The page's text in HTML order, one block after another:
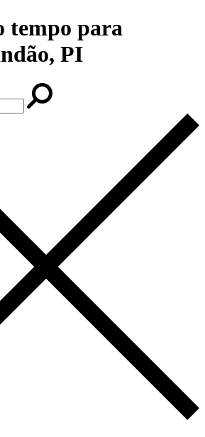
tempo para
PI